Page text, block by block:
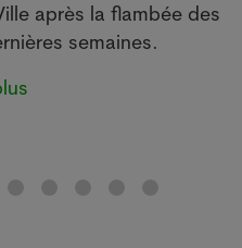
après la flambée des
semaines.